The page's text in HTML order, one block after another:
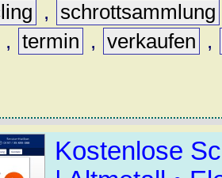
, schrottsammlung
, termin , verkaufen
,
Kostenlose